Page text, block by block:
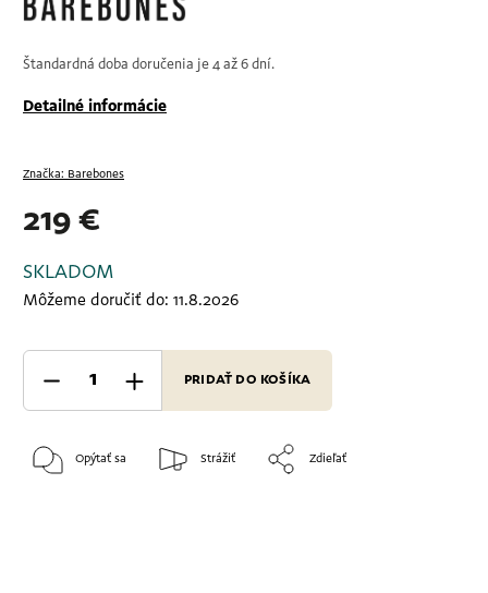
Štandardná doba doručenia je 4 až 6 dní.
Detailné informácie
Značka: Barebones
219 €
SKLADOM
Môžeme doručiť do: 11.8.2026
PRIDAŤ DO KOŠÍKA
Opýtať sa Strážiť Zdieľať